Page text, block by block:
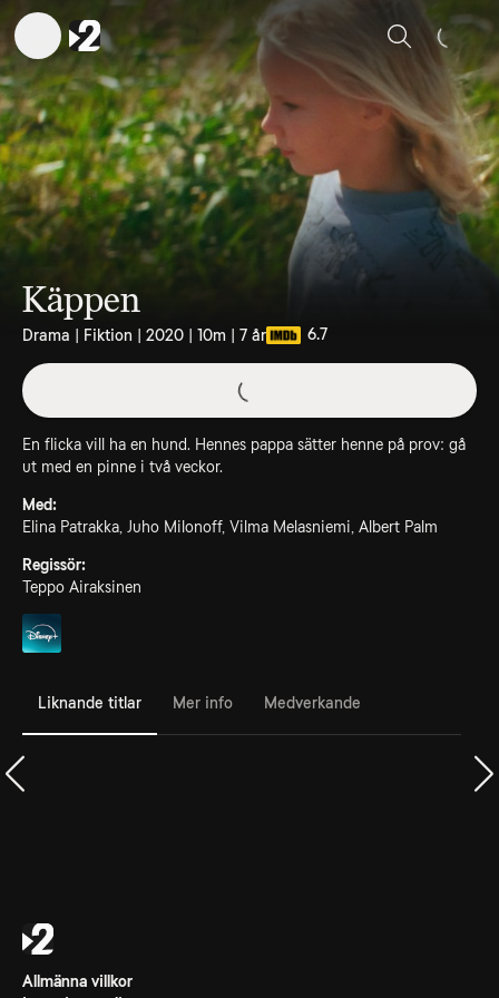
Sök
Käppen
Drama | Fiktion | 2020 | 10m | 7 år 6.7
En flicka vill ha en hund. Hennes pappa sätter henne på prov: gå
ut med en pinne i två veckor.
Med:
Elina Patrakka, Juho Milonoff, Vilma Melasniemi, Albert Palm
Regissör:
Teppo Airaksinen
Liknande titlar Mer info Medverkande
Allmänna villkor